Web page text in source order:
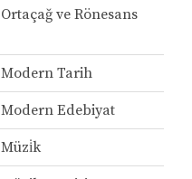
Ortaçağ ve Rönesans
Modern Tarih
Modern Edebiyat
Müzi̇k